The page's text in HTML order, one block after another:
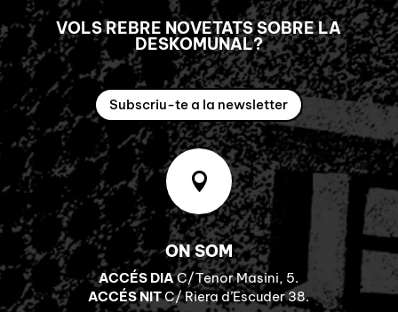
VOLS REBRE NOVETATS SOBRE LA
DESKOMUNAL?
Subscriu-te a la newsletter

ON SOM
ACCÉS DIAC/Tenor Masini, 5.
ACCÉS NITC/ Riera d’Escuder 38.